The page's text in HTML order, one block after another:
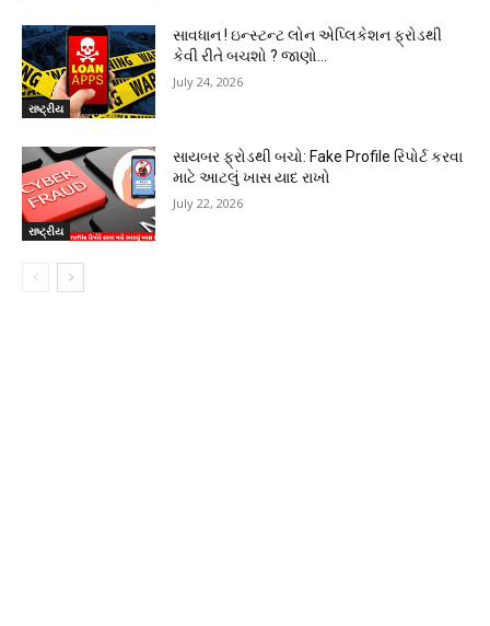
રાષ્ટ્રીય
સાવધાન ! ઇન્સ્ટન્ટ લોન એપ્લિકેશન ફ્રોડથી
કેવી રીતે બચશો ? જાણો…
July 24, 2026
રાષ્ટ્રીય
સાયબર ફ્રોડથી બચો: Fake Profile રિપોર્ટ કરવા
માટે આટલું ખાસ યાદ રાખો
July 22, 2026